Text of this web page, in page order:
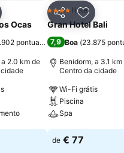
aos favoritos
Ocas
pontuações)
2.0 km de
Partilhar
4 EstrelasHotel
Gran Hotel Bali
7,9 Boa (23.875
Benidorm, a 3.1 km
Centro da cidade
Wi-Fi grátis
Piscina
Spa
Ver preços
de € 77